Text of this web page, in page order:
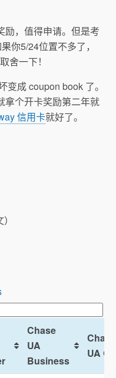
励，值得申请。但是考
你5/24位置不多了，
舍一下！
成 coupon book 了。
拿个开卡奖励第二年就
信用卡就好了。
大全
Chase
UA
Business
Chase
UA